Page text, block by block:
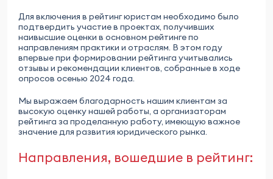
Для включения в рейтинг юристам необходимо было
подтвердить участие в проектах, получивших
наивысшие оценки в основном рейтинге по
направлениям практики и отраслям. В этом году
впервые при формировании рейтинга учитывались
отзывы и рекомендации клиентов, собранные в ходе
опросов осенью 2024 года.
Мы выражаем благодарность нашим клиентам за
высокую оценку нашей работы, а организаторам
рейтинга за проделанную работу, имеющую важное
значение для развития юридического рынка.
Направления, вошедшие в рейтинг: